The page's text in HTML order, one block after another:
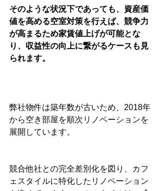
そのような状況下であっても、資産価
値を高める空室対策を行えば、競争力
が高まるため家賃値上げが可能とな
り、収益性の向上に繋がるケースも見
られます。
弊社物件は築年数が古いため、2018年
から空き部屋を順次リノベーションを
展開しています。
競合他社との完全差別化を図り、カフ
ェスタイルに特化したリノベーション